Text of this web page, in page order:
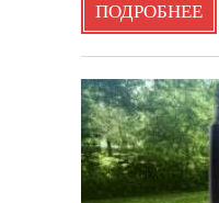
ПОДРОБНЕЕ